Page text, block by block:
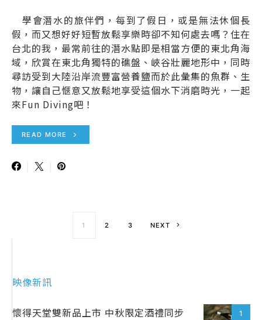
學會潛水的旅伴們，每到了假日，或是無法休個長
假，而又想好好短暫放鬆享樂時卻不知何處去嗎？住在
台北的我，最常前往的潛水點即是相當方便的東北角海
域，欣賞在東北角獨特的礁盤、峽谷壯麗地形中，同時
尋訪受到大陸沿岸流豐富營養鹽而於此彙集的魚群、生
物，讓自己愜意又放鬆地享受這個水下消磨時光，一起
來Fun Diving吧！
READ MORE
文章導覽
1 2 3 NEXT
映像新訊
1
懷得天堂雙新品上市 中秋限定酒禮同步